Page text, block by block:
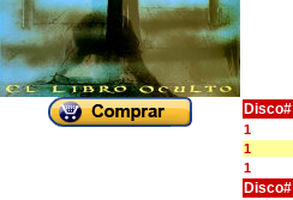
Disco#
1
1
1
Disco#